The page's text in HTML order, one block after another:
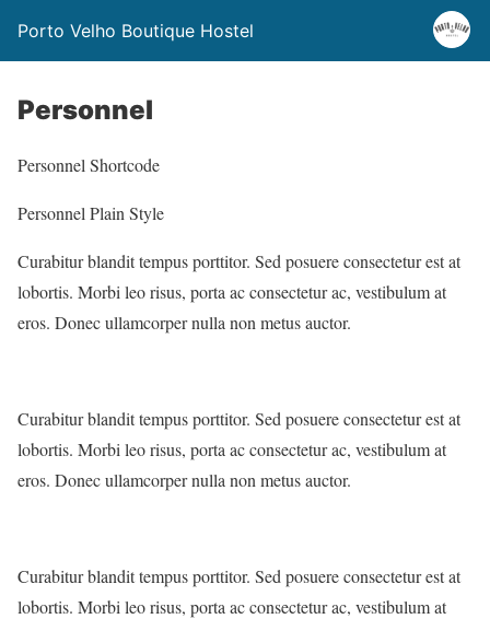
Porto Velho Boutique Hostel
Personnel
Personnel Shortcode
Personnel Plain Style
Curabitur blandit tempus porttitor. Sed posuere consectetur est at
lobortis. Morbi leo risus, porta ac consectetur ac, vestibulum at
eros. Donec ullamcorper nulla non metus auctor.
Curabitur blandit tempus porttitor. Sed posuere consectetur est at
lobortis. Morbi leo risus, porta ac consectetur ac, vestibulum at
eros. Donec ullamcorper nulla non metus auctor.
Curabitur blandit tempus porttitor. Sed posuere consectetur est at
lobortis. Morbi leo risus, porta ac consectetur ac, vestibulum at